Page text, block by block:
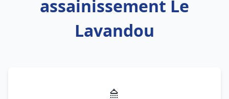
assainissement Le
Lavandou